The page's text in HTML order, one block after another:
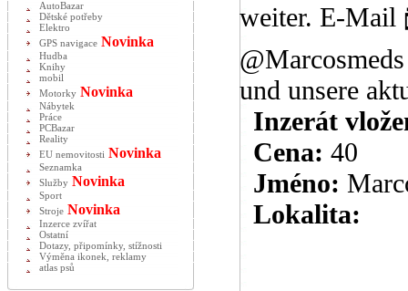
weiter. E-Mail
und unsere
Inzerát
Cena: 40
Jméno:
Lokalita:
AutoBazar
Dětské potřeby
Elektro
GPS navigace Novinka
Hudba
Knihy
mobil
Motorky Novinka
Nábytek
Práce
PCBazar
Reality
EU nemovitosti Novinka
Seznamka
Služby Novinka
Sport
Stroje Novinka
Inzerce zvířat
Ostatní
Dotazy, připomínky, stížnosti
Výměna ikonek, reklamy
atlas psů